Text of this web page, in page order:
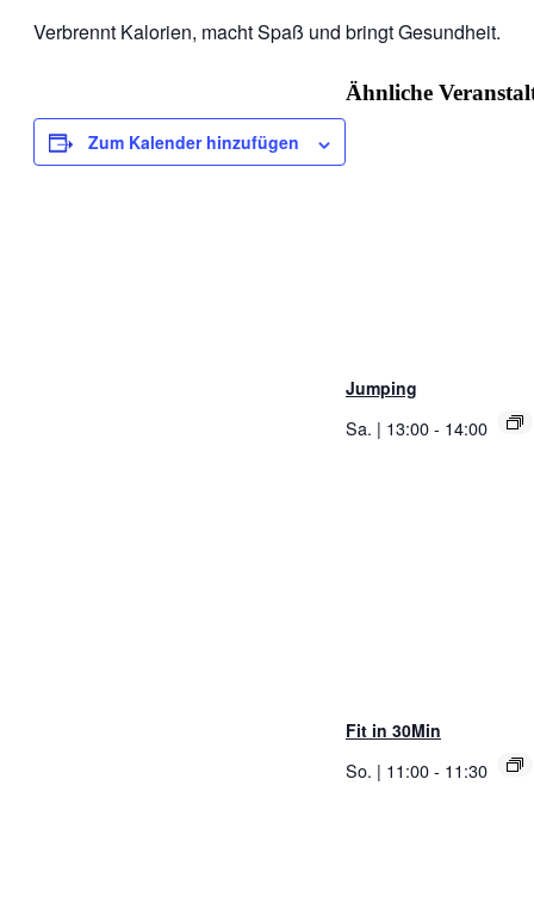
Verbrennt Kalorien, macht Spaß und bringt Gesundheit.
Zum Kalender hinzufügen
Ähnliche
Jumping
Sa. | 13:00- 14:00
Fit in 30Min
So. | 11:00- 11:30